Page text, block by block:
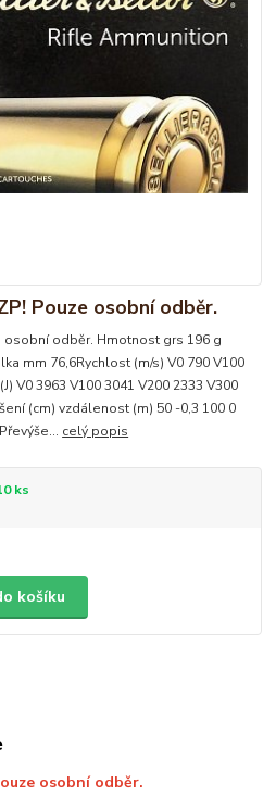
Pouze osobní odběr.
odběr. Hmotnost grs 196 g
mm 76,6Rychlost (m/s) V0 790 V100
V0 3963 V100 3041 V200 2333 V300
(cm) vzdálenost (m) 50 -0,3 100 0
celý popis
ks
košíku
osobní odběr.